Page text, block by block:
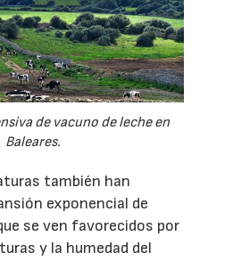
de vacuno de leche en
Baleares.
también han
exponencial de
se ven favorecidos por
y la humedad del